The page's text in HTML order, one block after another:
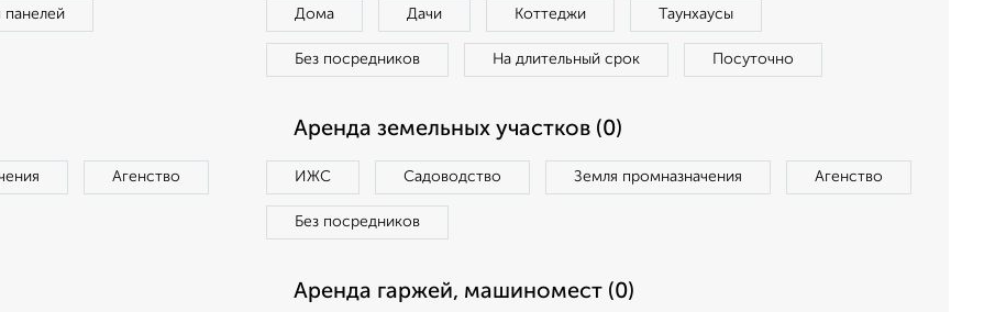
панелей Дома Дачи Коттеджи Таунхаусы
Без посредников На длительный срок Посуточно
Агенство
Аренда земельных участков (0)
ИЖС Садоводство Земля промназначения Агенство
Без посредников
Аренда гаржей, машиномест (0)